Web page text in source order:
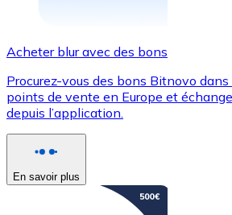
Acheter blur avec des bons
Procurez-vous des bons Bitnovo
points de vente en Europe et
depuis l’application.
En savoir plus